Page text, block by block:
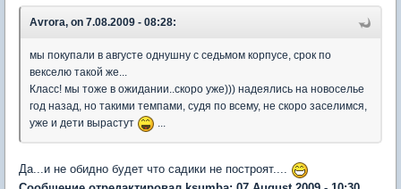
Avrora, on 7.08.2009 - 08:28:
мы покупали в августе однушну с седьмом корпусе, срок по
векселю такой же...
Класс! мы тоже в ожидании..скоро уже))) надеялись на новоселье
год назад, но такими темпами, судя по всему, не скоро заселимся,
уже и дети вырастут
...
Да...и не обидно будет что садики не построят....